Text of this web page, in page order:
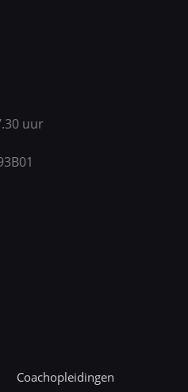
uur
Coachopleidingen